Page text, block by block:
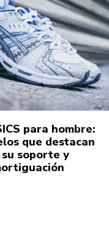
para hombre:
que destacan
soporte y